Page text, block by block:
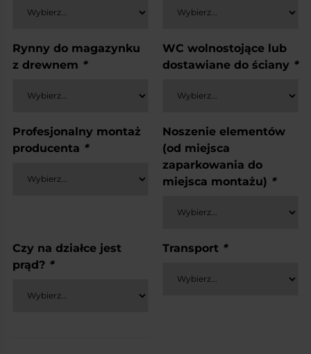
Rynny do magazynku
z drewnem *
WC wolnostojące lub
dostawiane do ściany *
Profesjonalny montaż
producenta *
Noszenie elementów
(od miejsca
zaparkowania do
miejsca montażu) *
Czy na działce jest
prąd? *
Transport *